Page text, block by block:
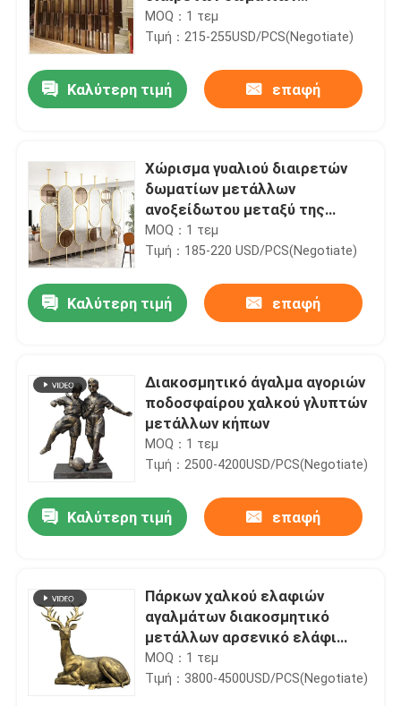
διαιρετών αναδρομικό
MOQ：1 τεμ
Τιμή：215-255USD/PCS(Negotiate)
Καλύτερη τιμή επαφή
Χώρισμα γυαλιού διαιρετών
δωματίων μετάλλων
ανοξείδωτου μεταξύ της
αίθουσας και να δειπνήσει
MOQ：1 τεμ
Τιμή：185-220 USD/PCS(Negotiate)
Καλύτερη τιμή επαφή
Διακοσμητικό άγαλμα αγοριών
ποδοσφαίρου χαλκού γλυπτών
μετάλλων κήπων
MOQ：1 τεμ
Τιμή：2500-4200USD/PCS(Negotiate)
Καλύτερη τιμή επαφή
Πάρκων χαλκού ελαφιών
αγαλμάτων διακοσμητικό
μετάλλων αρσενικό ελάφι
χαλκού γλυπτών μεγάλο για
τον κήπο
MOQ：1 τεμ
Τιμή：3800-4500USD/PCS(Negotiate)